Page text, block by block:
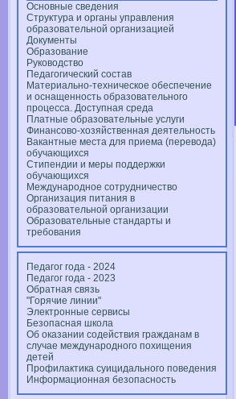
Основные сведения
Структура и органы управления
образовательной организацией
Документы
Образование
Руководство
Педагогический состав
Материально-техническое обеспечение
и оснащенность образовательного
процесса. Доступная среда
Платные образовательные услуги
Финансово-хозяйственная деятельность
Вакантные места для приема (перевода)
обучающихся
Стипендии и меры поддержки
обучающихся
Международное сотрудничество
Организация питания в
образовательной организации
Образовательные стандарты и
требования
Педагог года - 2024
Педагог года - 2023
Обратная связь
"Горячие линии"
Электронные сервисы
Безопасная школа
Об оказании содействия гражданам в
случае международного похищения
детей
Профилактика суицидального поведения
Информационная безопасность